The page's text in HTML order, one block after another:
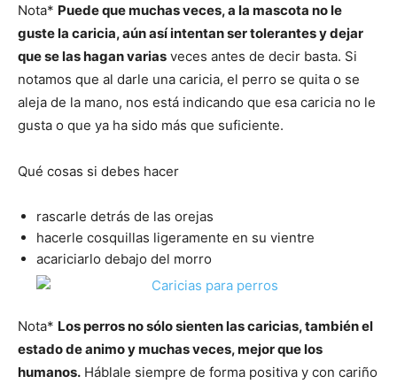
Nota* Puede que muchas veces, a la mascota no le
guste la caricia, aún así intentan ser tolerantes y dejar
que se las hagan varias veces antes de decir basta. Si
notamos que al darle una caricia, el perro se quita o se
aleja de la mano, nos está indicando que esa caricia no le
gusta o que ya ha sido más que suficiente.
Qué cosas si debes hacer
rascarle detrás de las orejas
hacerle cosquillas ligeramente en su vientre
acariciarlo debajo del morro
Nota* Los perros no sólo sienten las caricias, también el
estado de animo y muchas veces, mejor que los
humanos. Háblale siempre de forma positiva y con cariño